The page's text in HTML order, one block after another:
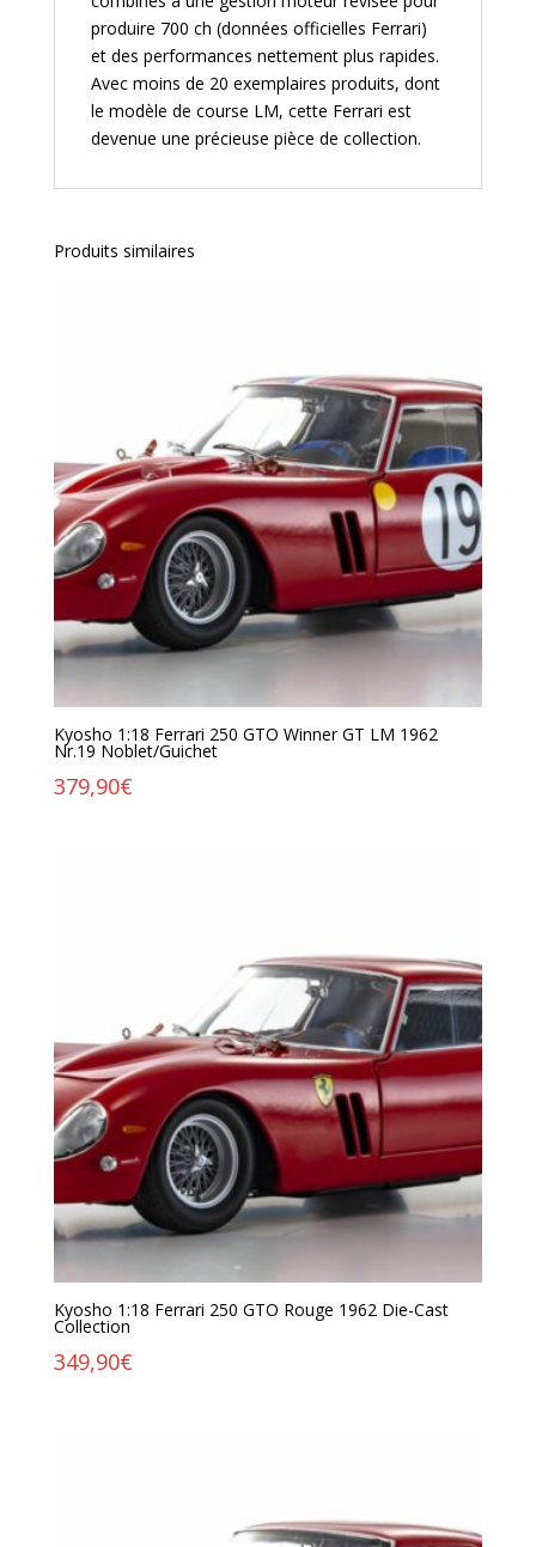
produire 700 ch (données officielles Ferrari)
et des performances nettement plus rapides.
Avec moins de 20 exemplaires produits, dont
le modèle de course LM, cette Ferrari est
devenue une précieuse pièce de collection.
Produits similaires
Kyosho 1:18 Ferrari 250 GTO Winner GT LM 1962
Nr.19 Noblet/Guichet
379,90€
Kyosho 1:18 Ferrari 250 GTO Rouge 1962 Die-Cast
Collection
349,90€